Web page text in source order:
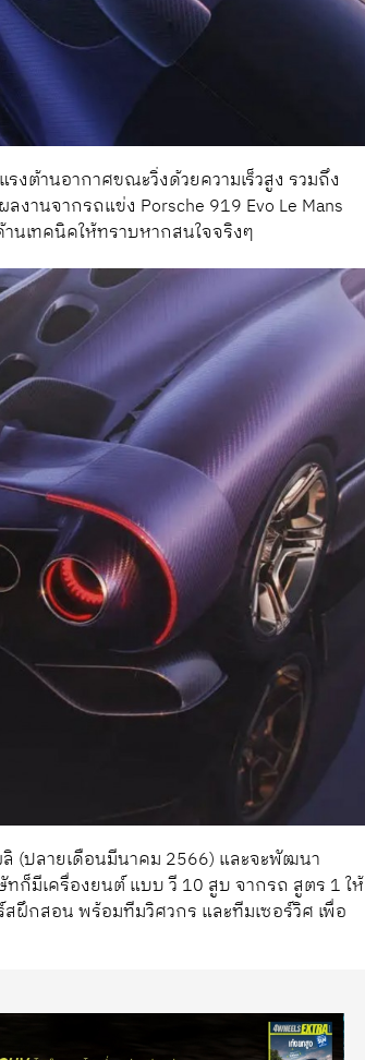
รงต้านอากาศขณะวิ่งด้วยความเร็วสูง รวมถึง
านจากรถแข่ง Porsche 919 Evo Le Mans
นเทคนิคให้ทราบหากสนใจจริงๆ
ลิ (ปลายเดือนมีนาคม 2566) และจะพัฒนา
ก็มีเครื่องยนต์ แบบ วี 10 สูบ จากรถ สูตร 1 ให้
ฝึกสอน พร้อมทีมวิศวกร และทีมเซอร์วิศ เพื่อ